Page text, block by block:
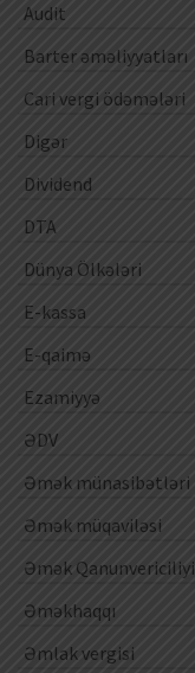
Audit
Barter əməliyyatları
Cari vergi ödəmələri
Digər
Dividend
DTA
Dünya Ölkələri
E-kassa
E-qaimə
Ezamiyyə
ƏDV
Əmək münasibətləri
Əmək müqaviləsi
Əmək Qanunvericiliyi
Əməkhaqqı
Əmlak vergisi